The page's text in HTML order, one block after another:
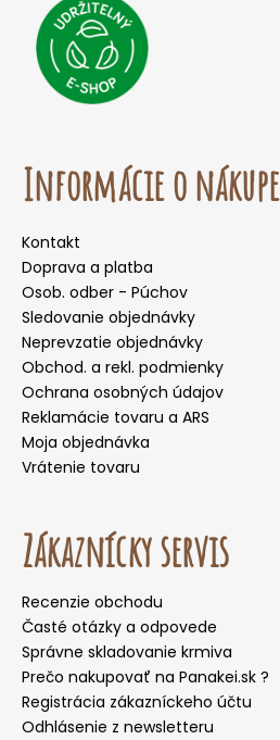
Informácie o nákupe
Kontakt
Doprava a platba
Osob. odber - Púchov
Sledovanie objednávky
Neprevzatie objednávky
Obchod. a rekl. podmienky
Ochrana osobných údajov
Reklamácie tovaru a ARS
Moja objednávka
Vrátenie tovaru
Zákaznícky servis
Recenzie obchodu
Časté otázky a odpovede
Správne skladovanie krmiva
Prečo nakupovať na Panakei.sk ?
Registrácia zákazníckeho účtu
Odhlásenie z newsletteru